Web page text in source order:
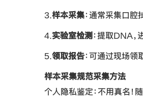
3.样本采集：通常采集口腔
4.实验室检测 ：提取DNA，
5.领取报告：可通过现场领
样本采集规范采集方法
个人隐私鉴定：不用真名！